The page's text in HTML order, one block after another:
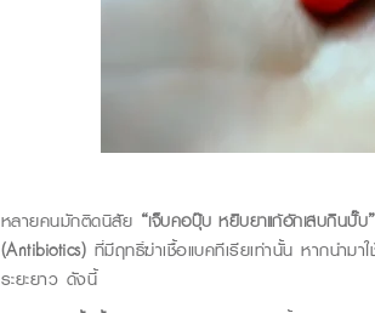
หลายคนมักติดนิสัย “เจ็บคอปุ๊บ หยิบยาแก้อักเสบกินปั๊บ”
(Antibiotics) ที่มีฤทธิ์ฆ่าเชื้อแบคทีเรียเท่านั้น หากนำม
ระยะยาว ดังนี้